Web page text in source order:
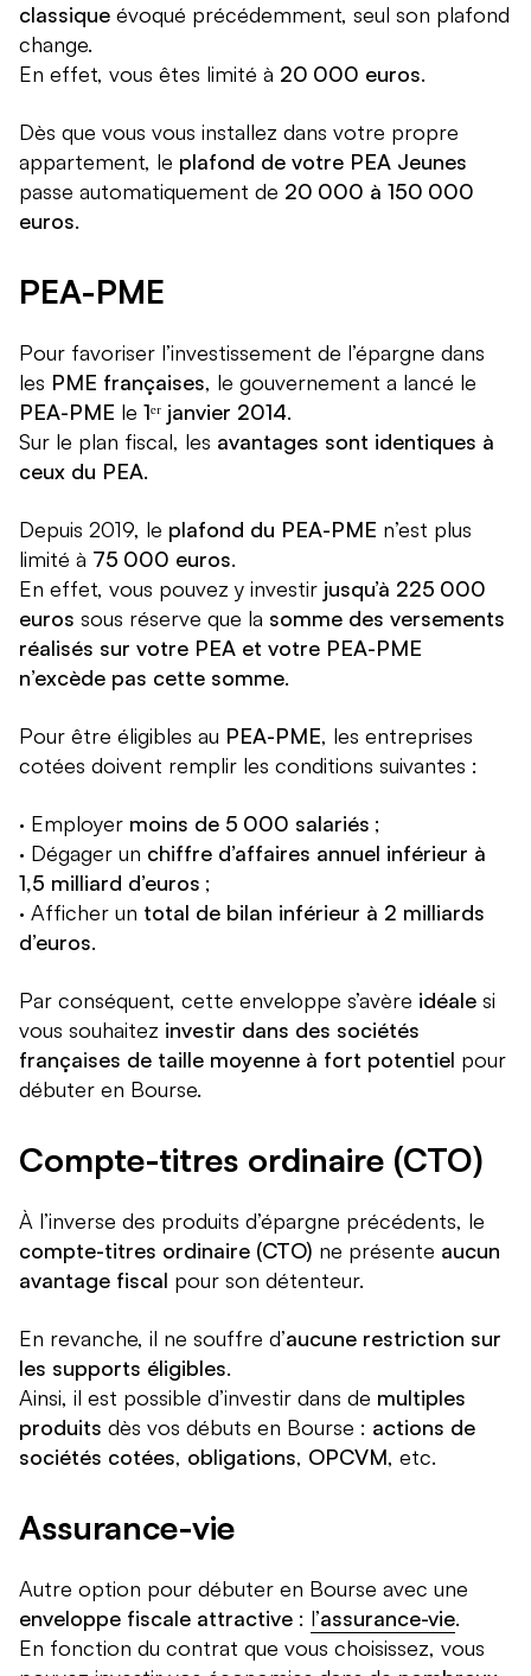
classique évoqué précédemment, seul son plafond
change.
En effet, vous êtes limité à 20 000 euros.
Dès que vous vous installez dans votre propre
appartement, le plafond de votre PEA Jeunes
passe automatiquement de 20 000 à 150 000
euros.
PEA-PME
Pour favoriser l’investissement de l’épargne dans
les PME françaises, le gouvernement a lancé le
PEA-PME le 1ᵉʳ janvier 2014.
Sur le plan fiscal, les avantages sont identiques à
ceux du PEA.
Depuis 2019, le plafond du PEA-PME n’est plus
limité à 75 000 euros.
En effet, vous pouvez y investir jusqu’à 225 000
euros sous réserve que la somme des versements
réalisés sur votre PEA et votre PEA-PME
n’excède pas cette somme.
Pour être éligibles au PEA-PME, les entreprises
cotées doivent remplir les conditions suivantes :
· Employer moins de 5 000 salariés ;
· Dégager un chiffre d’affaires annuel inférieur à
1,5 milliard d’euros ;
· Afficher un total de bilan inférieur à 2 milliards
d’euros.
Par conséquent, cette enveloppe s’avère idéale si
vous souhaitez investir dans des sociétés
françaises de taille moyenne à fort potentiel pour
débuter en Bourse.
Compte-titres ordinaire (CTO)
À l’inverse des produits d’épargne précédents, le
compte-titres ordinaire (CTO) ne présente aucun
avantage fiscal pour son détenteur.
En revanche, il ne souffre d’aucune restriction sur
les supports éligibles.
Ainsi, il est possible d’investir dans de multiples
produits dès vos débuts en Bourse : actions de
sociétés cotées, obligations, OPCVM, etc.
Assurance-vie
Autre option pour débuter en Bourse avec une
enveloppe fiscale attractive : l’assurance-vie.
En fonction du contrat que vous choisissez, vous